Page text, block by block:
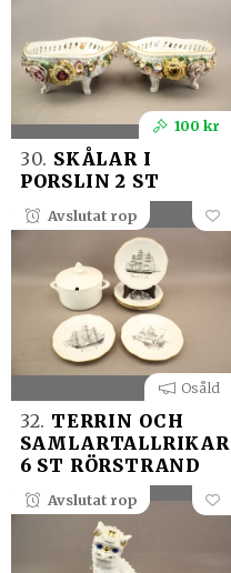
100 kr
30. SKÅLAR I
PORSLIN 2 ST
Avslutat rop
Osåld
32. TERRIN OCH
SAMLARTALLRIKAR
6 ST RÖRSTRAND
Avslutat rop